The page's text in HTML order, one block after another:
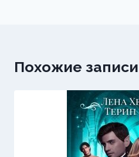
Похожие записи